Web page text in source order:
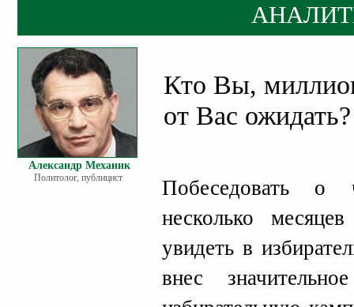
Александр Механик
Политолог, публицист
Кто Вы,
от Вас ожидать?
Побеседовать о
несколько
увидеть в
внес